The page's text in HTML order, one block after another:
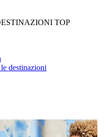
TOP
destinazioni